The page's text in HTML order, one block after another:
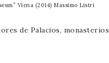
Viena (2014) Massimo Listri
de Palacios,